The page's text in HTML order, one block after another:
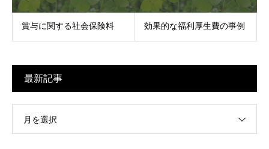
賞与に関する社会保険料 効果的な福利厚生費の事例
最新記事
月を選択